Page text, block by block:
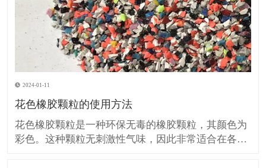
2024-01-11
花色橡胶颗粒的使用方法
花色橡胶颗粒是一种环保无毒的橡胶颗粒，其颜色为
彩色。这种颗粒无刺激性气味，因此非常适合在各种